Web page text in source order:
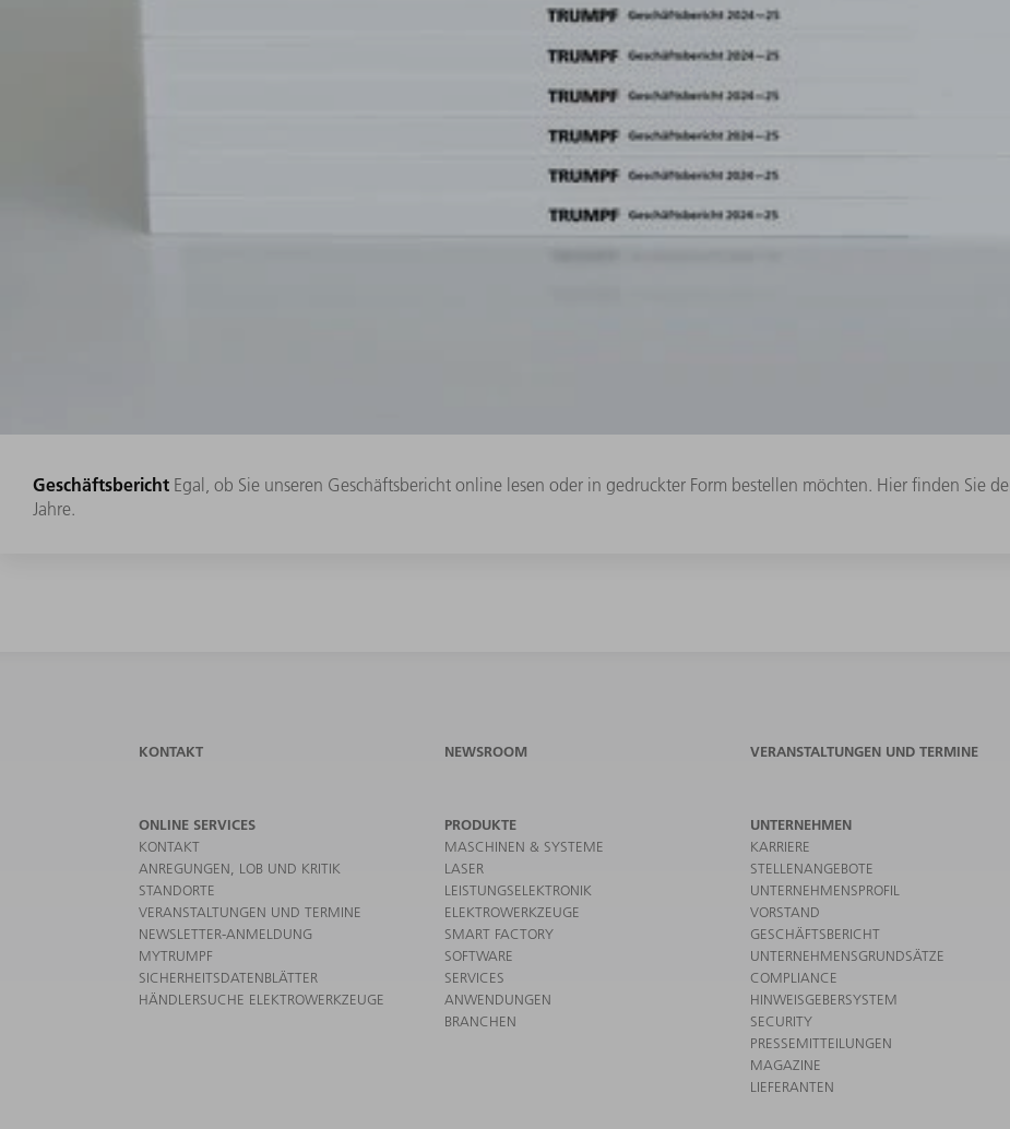
Geschäftsbericht Egal, ob Sie unseren Geschäftsbericht online lesen oder in gedruckter Form bestellen möchten. Hier finden Sie
Jahre.
KONTAKT NEWSROOM VERANSTALTUNGEN UND TERMINE
ONLINE SERVICES
KONTAKT
ANREGUNGEN, LOB UND KRITIK
STANDORTE
VERANSTALTUNGEN UND TERMINE
NEWSLETTER-ANMELDUNG
MYTRUMPF
SICHERHEITSDATENBLÄTTER
HÄNDLERSUCHE ELEKTROWERKZEUGE
PRODUKTE
MASCHINEN & SYSTEME
LASER
LEISTUNGSELEKTRONIK
ELEKTROWERKZEUGE
SMART FACTORY
SOFTWARE
SERVICES
ANWENDUNGEN
BRANCHEN
UNTERNEHMEN
KARRIERE
STELLENANGEBOTE
UNTERNEHMENSPROFIL
VORSTAND
GESCHÄFTSBERICHT
UNTERNEHMENSGRUNDSÄTZE
COMPLIANCE
HINWEISGEBERSYSTEM
SECURITY
PRESSEMITTEILUNGEN
MAGAZINE
LIEFERANTEN